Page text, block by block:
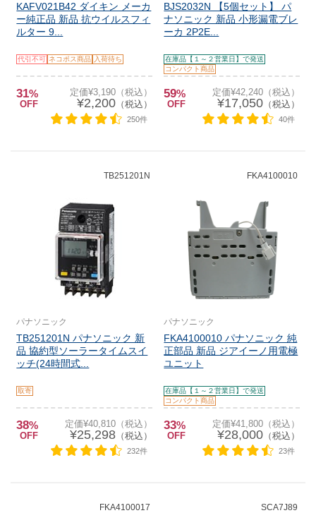
KAFV021B42 ダイキン メーカ
ー純正品 新品 抗ウイルスフィ
ルター 9...
代引不可 ネコポス商品 入荷待ち
31%
OFF
定価¥3,190（税込）
¥2,200（税込）
250件
BJS2032N 【5個セット】 パ
ナソニック 新品 小形漏電ブレ
ーカ 2P2E...
在庫品【１～２営業日】で発送
コンパクト商品
59%
OFF
定価¥42,240（税込）
¥17,050（税込）
40件
TB251201N
パナソニック
TB251201N パナソニック 新
品 協約型ソーラータイムスイ
ッチ(24時間式...
取寄
38%
OFF
定価¥40,810（税込）
¥25,298（税込）
232件
FKA4100010
パナソニック
FKA4100010 パナソニック 純
正部品 新品 ジアイーノ用電極
ユニット
在庫品【１～２営業日】で発送
コンパクト商品
33%
OFF
定価¥41,800（税込）
¥28,000（税込）
23件
FKA4100017 SCA7J89